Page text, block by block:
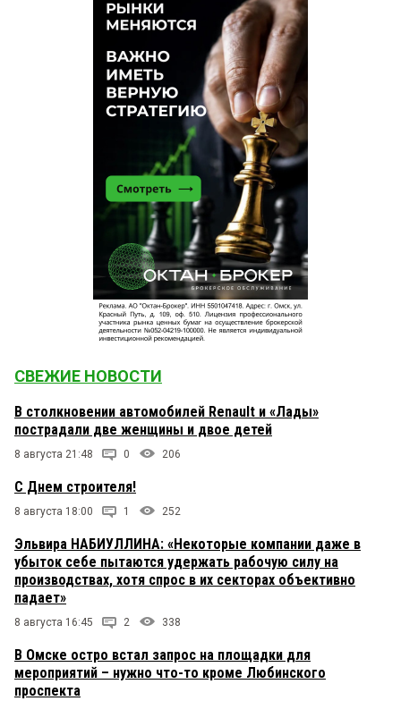
СВЕЖИЕ НОВОСТИ
В столкновении автомобилей Renault и «Лады»
пострадали две женщины и двое детей
8 августа 21:48 0 206
С Днем строителя!
8 августа 18:00 1 252
Эльвира НАБИУЛЛИНА: «Некоторые компании даже в
убыток себе пытаются удержать рабочую силу на
производствах, хотя спрос в их секторах объективно
падает»
8 августа 16:45 2 338
В Омске остро встал запрос на площадки для
мероприятий – нужно что-то кроме Любинского
проспекта